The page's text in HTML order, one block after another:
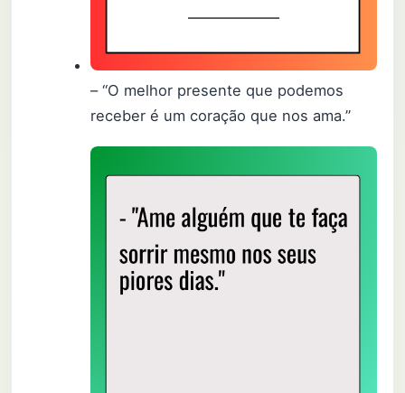
– “O melhor presente que podemos
receber é um coração que nos ama.”